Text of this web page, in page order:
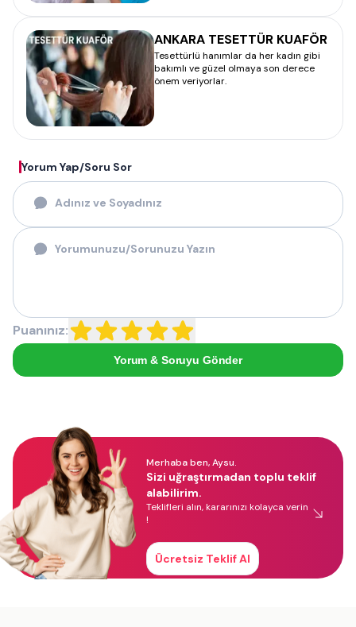
ANKARA TESETTÜR KUAFÖR
Tesettürlü hanımlar da her kadın gibi
bakımlı ve güzel olmaya son derece
önem veriyorlar.
Yorum Yap/Soru Sor
Puanınız:
Yorum & Soruyu Gönder
Merhaba ben, Aysu.
Sizi uğraştırmadan toplu teklif
alabilirim.
Teklifleri alın, kararınızı kolayca verin
!
Ücretsiz Teklif Al